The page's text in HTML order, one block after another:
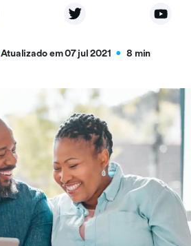
Atualizado em 07 jul 2021 ●
8 min